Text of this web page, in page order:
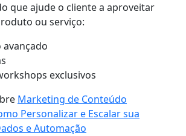
que ajude o cliente a aproveitar
ou serviço:
avançado
exclusivos
Marketing de Conteúdo
Personalizar e Escalar sua
e Automação